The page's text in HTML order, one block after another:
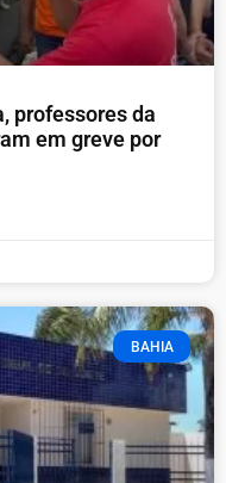
professores da
em greve por
BAHIA